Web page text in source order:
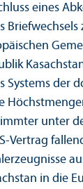
eines
Briefwechsels
Systems der
unter
Vertrag
in die